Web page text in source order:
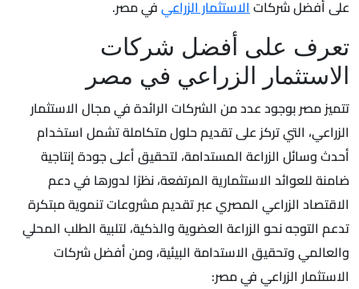
على أفضل شركاتالاستثمار الزراعيفي مصر.
تعرف على أفضل شركات
الاستثمار الزراعي في مصر
تتميز مصر بوجود عدد من الشركات الرائدة في مجال الاستثمار
الزراعي، التي تركز على تقديم حلول متكاملة تشمل استخدام
أحدث وسائل الزراعة المستدامة، لتحقيق أعلى جودة إنتاجية
ضامنة للعوائد الاستثمارية المرتفعة، نظرًا لدورها في دعم
الاقتصاد الزراعي المصري عبر تقديم مشروعات تنموية مبتكرة
تدعم التوجه نحو الزراعة العضوية والذكية، لتلبية الطلب المحلي
والعالمي وتحقيق الاستدامة البيئية، ومن أفضل شركات
الاستثمار الزراعي في مصر: